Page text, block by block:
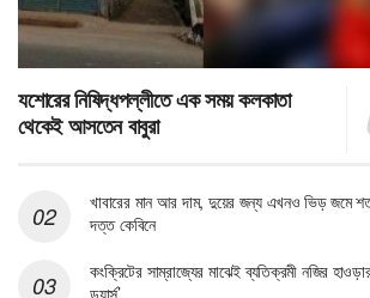
যশোরের নিষিদ্ধপল্লীতে এক সময় কলকাতা
থেকেই আসতেন বাবুরা
খাবারের মান আর দাম, দুয়ের জন্য এখনও ভিড় জমে
দত্ত কেবিনে
কংক্রিটের সাম্রাজ্যের মাঝেই ব্যতিক্রমী নজির হাওড়ার
ডুয়ার্স’